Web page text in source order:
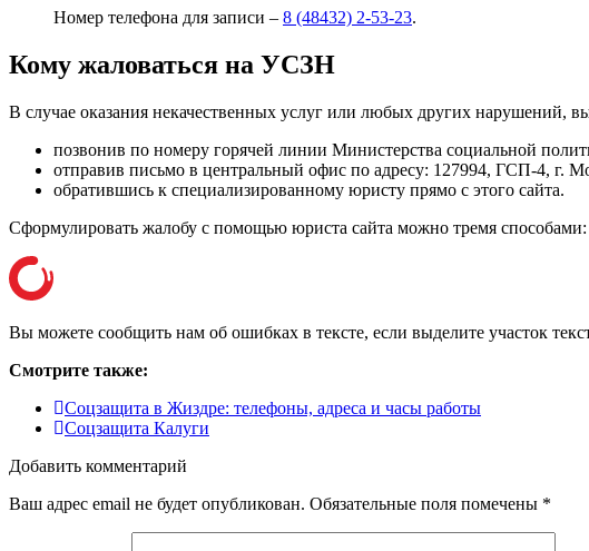
Номер телефона для записи – 8 (48432) 2-53-23.
Кому жаловаться на УСЗН
В случае оказания некачественных услуг или любых других нарушений,
позвонив по номеру горячей линии Министерства социальной
отправив письмо в центральный офис по адресу: 127994, ГСП-4, г.
обратившись к специализированному юристу прямо с этого сайта.
Сформулировать жалобу с помощью юриста сайта можно тремя
Вы можете сообщить нам об ошибках в тексте, если выделите участок
Смотрите также:
Соцзащита в Жиздре: телефоны, адреса и часы работы
Соцзащита Калуги
Добавить комментарий
Ваш адрес email не будет опубликован. Обязательные поля помечены *